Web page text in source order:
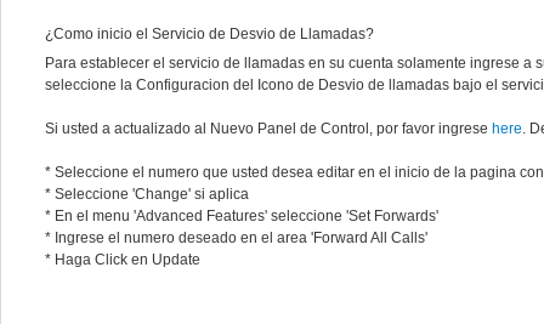
¿Como inicio el Servicio de Desvio de Llamadas?
Para establecer el servicio de llamadas en su cuenta solamente ingrese a
seleccione la Configuracion del Icono de Desvio de llamadas bajo el
Si usted a actualizado al Nuevo Panel de Control, por favor ingrese here.
* Seleccione el numero que usted desea editar en el inicio de la pagina
* Seleccione 'Change' si aplica
* En el menu 'Advanced Features' seleccione 'Set Forwards'
* Ingrese el numero deseado en el area 'Forward All Calls'
* Haga Click en Update